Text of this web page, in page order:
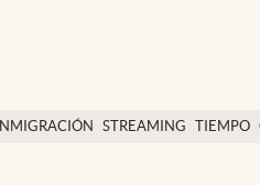
INMIGRACIÓN STREAMING TIEMPO